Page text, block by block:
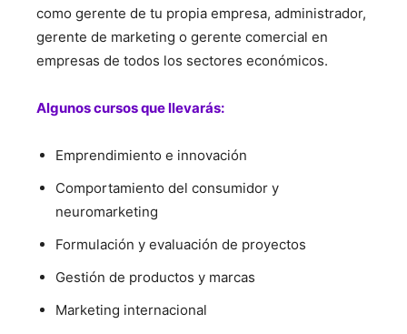
como gerente de tu propia empresa, administrador,
gerente de marketing o gerente comercial en
empresas de todos los sectores económicos.
Algunos cursos que llevarás:
Emprendimiento e innovación
Comportamiento del consumidor y
neuromarketing
Formulación y evaluación de proyectos
Gestión de productos y marcas
Marketing internacional